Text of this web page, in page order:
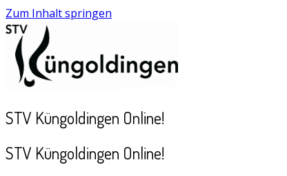
Zum Inhalt springen
STV Küngoldingen Online!
STV Küngoldingen Online!